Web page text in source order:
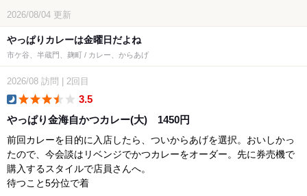
2026/08/04 更新
やっぱりカレーは金曜日だよね
市ケ谷、半蔵門、麹町 / カレー、からあげ
2026/08 訪問 2回目
3.5
やっぱり金海自かつカレー(大) 1450円
前回カレーを目的に入店したら、ついからあげを選択。おいしかっ
たので、今会談はリベンジでかつカレーをオーダー。先に券売機で
購入するスタイルで店員さんへ。
待つこと5分位で着